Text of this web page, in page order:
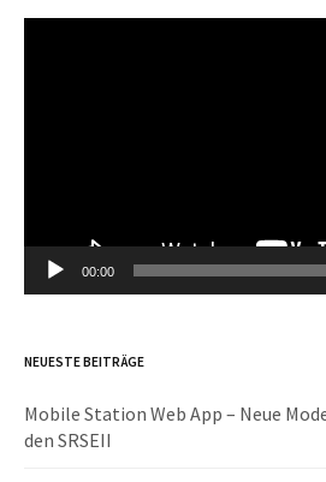
00:00
NEUESTE BEITRÄGE
Mobile Station Web App – Neue
den SRSEII